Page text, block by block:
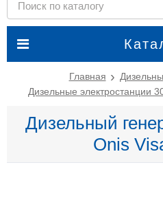
Главная
Дизельные электростанции
Дизельный
Onis